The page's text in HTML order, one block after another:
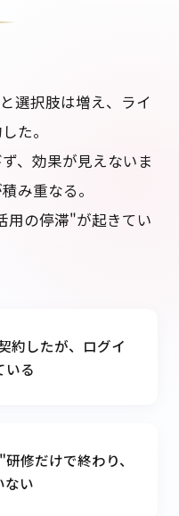
選択肢は増え、ライ
た。
、効果が見えないま
み重なる。
用の停滞"が起きてい
約したが、ログイ
いる
修だけで終わり、
ない